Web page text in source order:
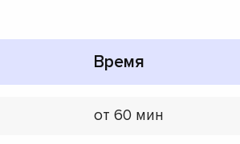
Время
от 60 мин